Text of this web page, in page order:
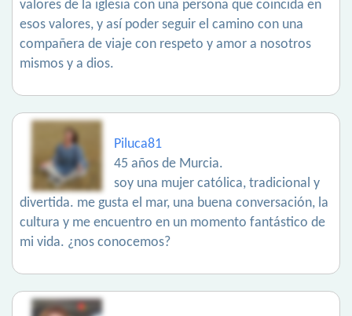
valores de la iglesia con una persona que coincida en
esos valores, y así poder seguir el camino con una
compañera de viaje con respeto y amor a nosotros
mismos y a dios.
Piluca81
45 años de Murcia.
soy una mujer católica, tradicional y
divertida. me gusta el mar, una buena conversación, la
cultura y me encuentro en un momento fantástico de
mi vida. ¿nos conocemos?